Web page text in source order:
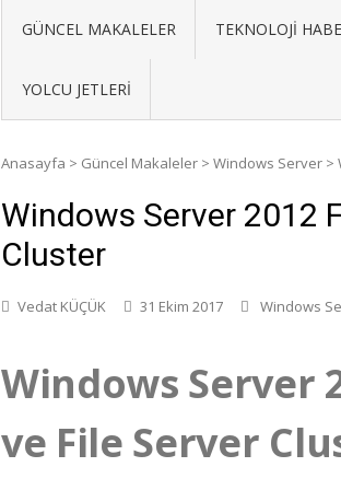
GÜNCEL MAKALELER TEKNOLOJI
YOLCU JETLERI
Anasayfa > Güncel Makaleler > Windows Server >
Windows Server 2012
Cluster
Vedat KÜÇÜK 31 Ekim 2017 Windows
Windows Server
ve File Server